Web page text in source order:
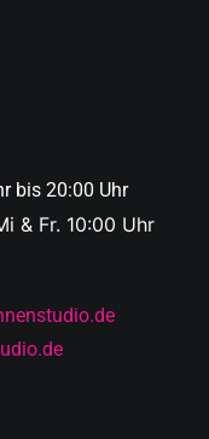
bis 20:00 Uhr
& Fr. 10:00 Uhr